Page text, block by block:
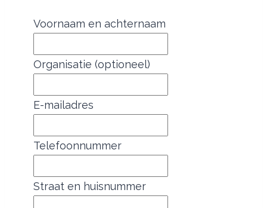
Voornaam en achternaam
Organisatie (optioneel)
E-mailadres
Telefoonnummer
Straat en huisnummer